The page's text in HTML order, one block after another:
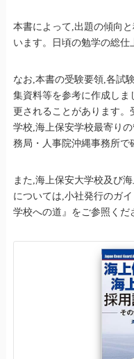
本書によって,出題の傾向
います。日頃の勉学の総仕
なお,本書の受験要領,各試
集資料等を参考に作成しま
更されることがあります
学校,海上保安学校最寄り
務局・人事院沖縄事務所で
また,海上保安大学校及び
については,小社発行のガ
学校への道』をご参照くだ